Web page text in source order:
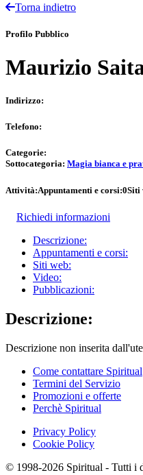
Torna indietro
Profilo Pubblico
Maurizio
Indirizzo:
Telefono:
Categorie:
Sottocategoria: Magia bianca e
Attività:Appuntamenti e corsi:0Siti
Richiedi informazioni
Descrizione:
Appuntamenti e corsi:
Siti web:
Video:
Pubblicazioni:
Descrizione:
Descrizione non inserita
Come contattare Spiritual
Termini del Servizio
Promozioni e offerte
Perchè Spiritual
Privacy Policy
Cookie Policy
© 1998-2026 Spiritual - Tutti i